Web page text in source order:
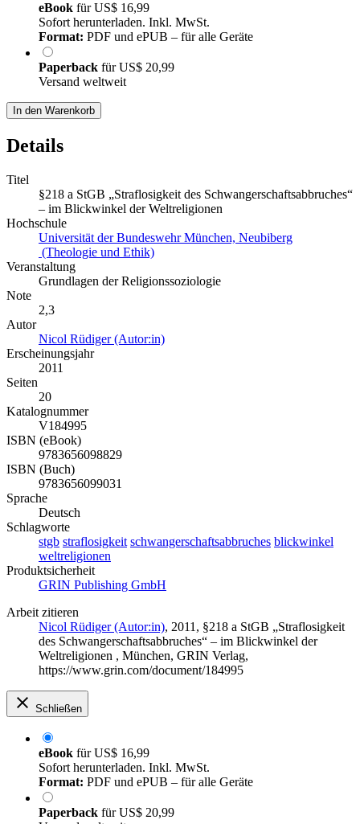
eBook fürUS$ 16,99
Sofort herunterladen. Inkl. MwSt.
Format: PDF und ePUB – für alle Geräte
Paperback fürUS$ 20,99
Versand weltweit
In den Warenkorb
Details
Titel
§218 a StGB „Straflosigkeit des Schwangerschaftsabbruches“
– im Blickwinkel der Weltreligionen
Hochschule
Universität der Bundeswehr München, Neubiberg
(Theologie und Ethik)
Veranstaltung
Grundlagen der Religionssoziologie
Note
2,3
Autor
Nicol Rüdiger (Autor:in)
Erscheinungsjahr
2011
Seiten
20
Katalognummer
V184995
ISBN (eBook)
9783656098829
ISBN (Buch)
9783656099031
Sprache
Deutsch
Schlagworte
stgb straflosigkeit schwangerschaftsabbruches blickwinkel
weltreligionen
Produktsicherheit
GRIN Publishing GmbH
Arbeit zitieren
Nicol Rüdiger (Autor:in), 2011, §218 a StGB „Straflosigkeit
des Schwangerschaftsabbruches“ – im Blickwinkel der
Weltreligionen , München, GRIN Verlag,
https://www.grin.com/document/184995
Schließen
eBook fürUS$ 16,99
Sofort herunterladen. Inkl. MwSt.
Format: PDF und ePUB – für alle Geräte
Paperback fürUS$ 20,99